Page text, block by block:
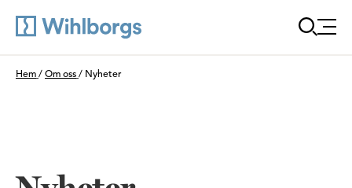
Du är här:
Hem / Om oss / Nyheter